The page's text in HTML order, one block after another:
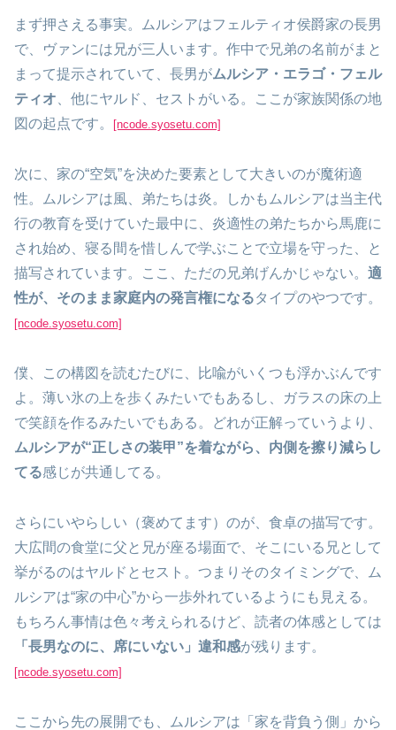
まず押さえる事実。ムルシアはフェルティオ侯爵家の長男
で、ヴァンには兄が三人います。作中で兄弟の名前がまと
まって提示されていて、長男がムルシア・エラゴ・フェル
ティオ、他にヤルド、セストがいる。ここが家族関係の地
図の起点です。
[ncode.syosetu.com]
次に、家の“空気”を決めた要素として大きいのが魔術適
性。ムルシアは風、弟たちは炎。しかもムルシアは当主代
行の教育を受けていた最中に、炎適性の弟たちから馬鹿に
され始め、寝る間を惜しんで学ぶことで立場を守った、と
描写されています。ここ、ただの兄弟げんかじゃない。 適
性が、そのまま家庭内の発言権になるタイプのやつです。
[ncode.syosetu.com]
僕、この構図を読むたびに、比喩がいくつも浮かぶんです
よ。薄い氷の上を歩くみたいでもあるし、ガラスの床の上
で笑顔を作るみたいでもある。どれが正解っていうより、
ムルシアが“正しさの装甲”を着ながら、内側を擦り減らし
てる感じが共通してる。
さらにいやらしい（褒めてます）のが、食卓の描写です。
大広間の食堂に父と兄が座る場面で、そこにいる兄として
挙がるのはヤルドとセスト。つまりそのタイミングで、ム
ルシアは“家の中心”から一歩外れているようにも見える。
もちろん事情は色々考えられるけど、読者の体感としては
「長男なのに、席にいない」違和感が残ります。
[ncode.syosetu.com]
ここから先の展開でも、ムルシアは「家を背負う側」から